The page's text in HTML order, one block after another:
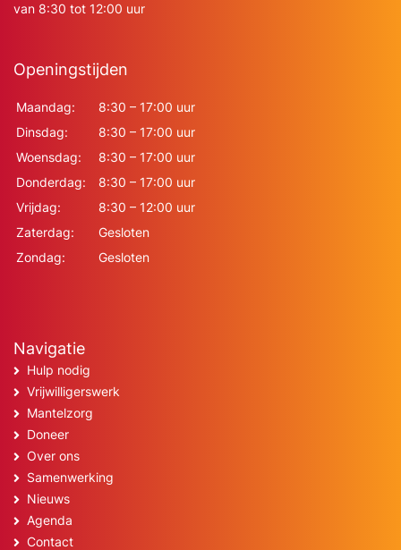
van 8:30 tot 12:00 uur
Openingstijden
Maandag:
8:30 – 17:00 uur
Dinsdag:
8:30 – 17:00 uur
Woensdag:
8:30 – 17:00 uur
Donderdag:
8:30 – 17:00 uur
Vrijdag:
8:30 – 12:00 uur
Zaterdag:
Gesloten
Zondag:
Gesloten
Navigatie
Hulp nodig
Vrijwilligerswerk
Mantelzorg
Doneer
Over ons
Samenwerking
Nieuws
Agenda
Contact